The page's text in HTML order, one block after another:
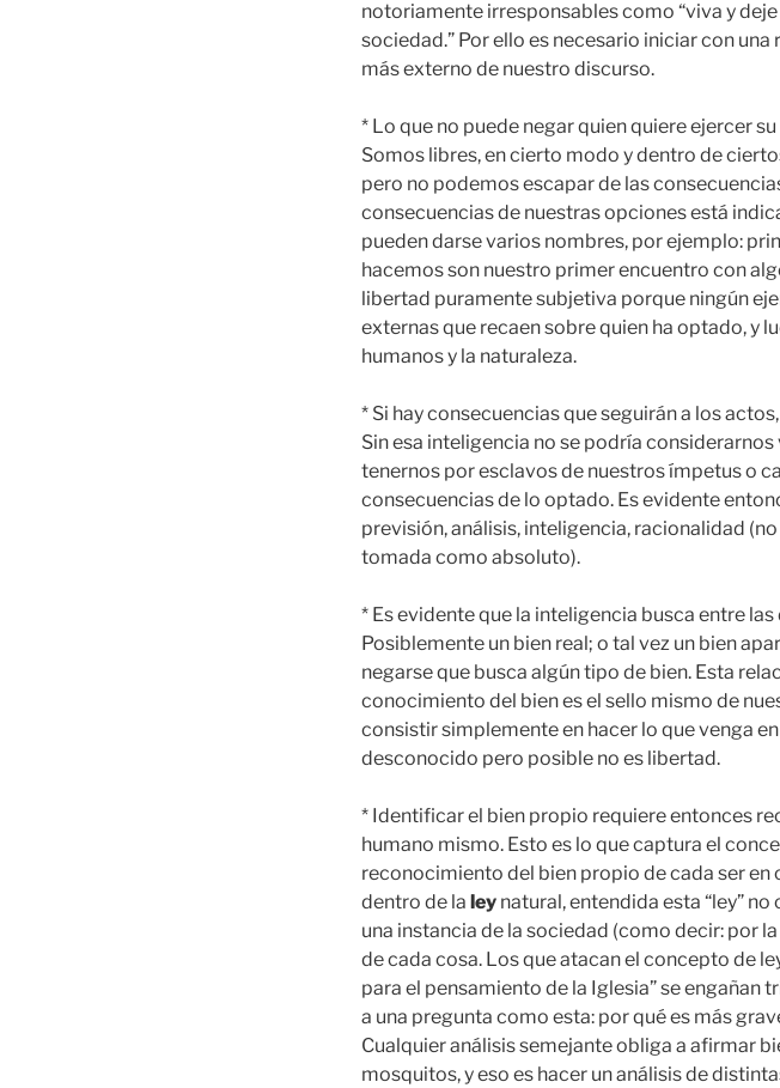
notoriamente irresponsables como “viva y
sociedad.” Por ello es necesario iniciar con
más externo de nuestro discurso.
* Lo que no puede negar quien quiere ejercer
Somos libres, en cierto modo y dentro de
pero no podemos escapar de las
consecuencias de nuestras opciones está
pueden darse varios nombres, por ejemplo:
hacemos son nuestro primer encuentro con
libertad puramente subjetiva porque ningún
externas que recaen sobre quien ha optado, y
humanos y la naturaleza.
* Si hay consecuencias que seguirán a los
Sin esa inteligencia no se podría
tenernos por esclavos de nuestros ímpetus o
consecuencias de lo optado. Es evidente
previsión, análisis, inteligencia, racionalidad (no
tomada como absoluto).
* Es evidente que la inteligencia busca entre
Posiblemente un bien real; o tal vez un bien
negarse que busca algún tipo de bien. Esta
conocimiento del bien es el sello mismo de
consistir simplemente en hacer lo que venga
desconocido pero posible no es libertad.
* Identificar el bien propio requiere entonces
humano mismo. Esto es lo que captura el
reconocimiento del bien propio de cada ser
dentro de la ley natural, entendida esta “ley”
una instancia de la sociedad (como decir: por
de cada cosa. Los que atacan el concepto de
para el pensamiento de la Iglesia” se engañan
a una pregunta como esta: por qué es más
Cualquier análisis semejante obliga a afirmar
mosquitos, y eso es hacer un análisis de